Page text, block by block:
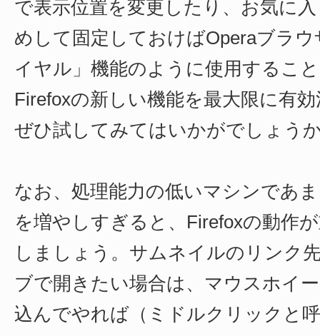
で表示位置を変更したり、お気に
めして固定しておけばOperaブラ
イヤル」機能のように使用するこ
Firefoxの新しい機能を最大限に有
ぜひ試してみてはいかがでしょう
なお、処理能力の低いマシンであ
を増やしすぎると、Firefoxの動作
しましょう。サムネイルのリンク
ブで開きたい場合は、マウスホイ
込んでやれば（ミドルクリックと